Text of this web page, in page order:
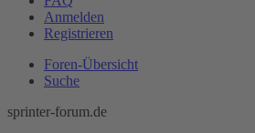
Anmelden
Registrieren
Foren-Übersicht
Suche
sprinter-forum.de